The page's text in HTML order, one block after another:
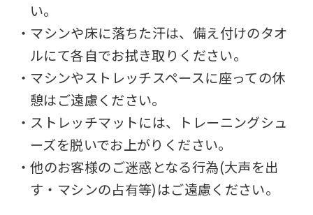
い。
・マシンや床に落ちた汗は、備え付けのタオ
ルにて各自でお拭き取りください。
・マシンやストレッチスペースに座っての休
憩はご遠慮ください。
・ストレッチマットには、トレーニングシュ
ーズを脱いでお上がりください。
・他のお客様のご迷惑となる行為(大声を出
す・マシンの占有等)はご遠慮ください。
content.
We
ask
you
fully
understand
this